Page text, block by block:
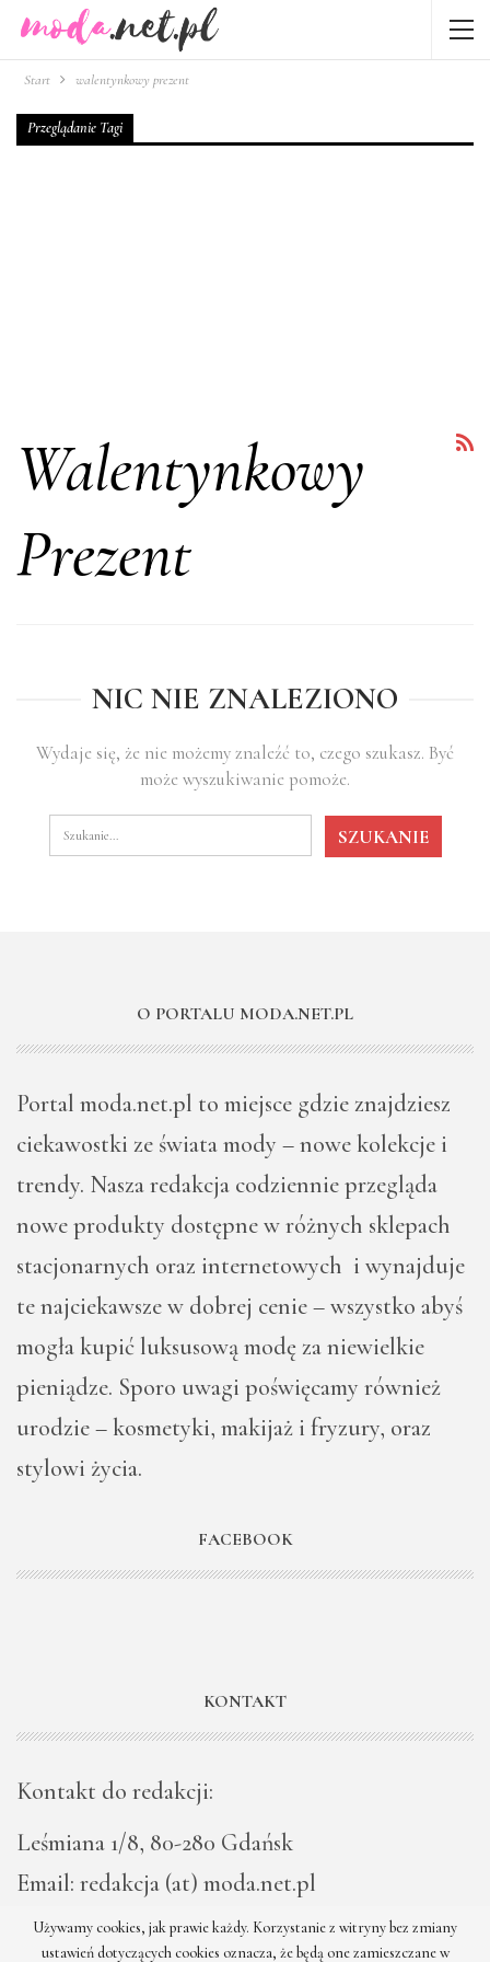
Start walentynkowy prezent
Przeglądanie Tagi
Walentynkowy
Prezent
NIC NIE ZNALEZIONO
Wydaje się, że nie możemy znaleźć to, czego szukasz. Być
może wyszukiwanie pomoże.
O PORTALU MODA.NET.PL
Portal moda.net.pl to miejsce gdzie znajdziesz
ciekawostki ze świata mody – nowe kolekcje i
trendy. Nasza redakcja codziennie przegląda
nowe produkty dostępne w różnych sklepach
stacjonarnych oraz internetowych i wynajduje
te najciekawsze w dobrej cenie – wszystko abyś
mogła kupić luksusową modę za niewielkie
pieniądze. Sporo uwagi poświęcamy również
urodzie – kosmetyki, makijaż i fryzury, oraz
stylowi życia.
FACEBOOK
KONTAKT
Kontakt do redakcji:
Leśmiana 1/8, 80-280 Gdańsk
Email: redakcja (at) moda.net.pl
Używamy cookies, jak prawie każdy. Korzystanie z witryny bez zmiany
ustawień dotyczących cookies oznacza, że będą one zamieszczane w